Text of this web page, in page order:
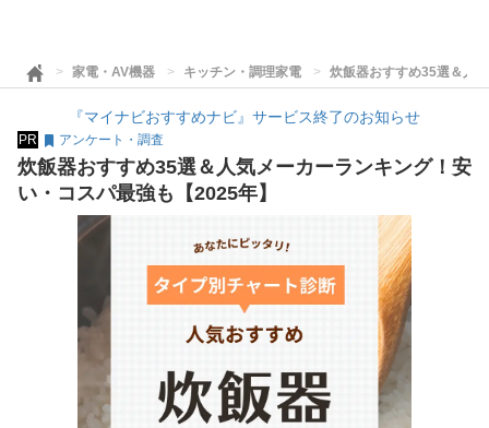
家電・AV機器 キッチン・調理家電 炊飯器おすすめ35選＆人
『マイナビおすすめナビ』サービス終了のお知らせ
PR アンケート・調査
炊飯器おすすめ35選＆人気メーカーランキング！安
い・コスパ最強も【2025年】